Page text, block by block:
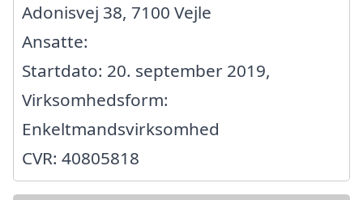
Adonisvej 38, 7100 Vejle
Ansatte:
Startdato: 20. september 2019,
Virksomhedsform:
Enkeltmandsvirksomhed
CVR: 40805818